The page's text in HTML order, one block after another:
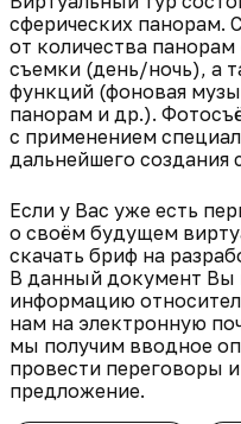
сферических панорам.
от количества
съемки (день/ночь), а
функций (фоновая
панорам и др.).
с применением
дальнейшего создания
Если у Вас уже есть
о своём будущем
скачать бриф на
В данный документ Вы
информацию
нам на электронную
мы получим вводное
провести переговоры
предложение.